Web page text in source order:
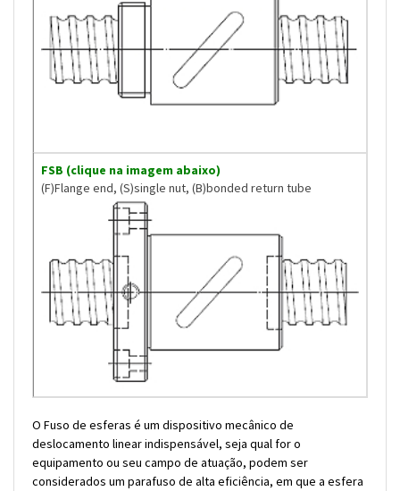
FSB (clique na imagem abaixo)
(F)Flange end, (S)single nut, (B)bonded return tube
O Fuso de esferas é um dispositivo mecânico de
deslocamento linear indispensável, seja qual for o
equipamento ou seu campo de atuação, podem ser
considerados um parafuso de alta eficiência, em que a esfera